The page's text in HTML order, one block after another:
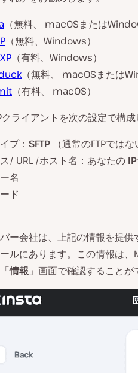
（無料、 macOSまたは
（無料、Windows）
（有料、Windows）
（無料、 macOSまたは
（有料、 macOS）
ライアントを次の設定で構成
プ： SFTP （通常のFTPではな
/ URL /ホスト名：あなたの
名
ド
ー会社は、上記の情報を提
ルにあります。この情報は
情報 」画面で確認することが